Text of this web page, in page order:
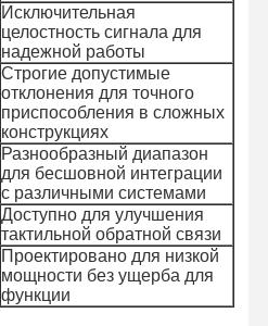
Исключительная
целостность сигнала для
надежной работы
Строгие допустимые
отклонения для точного
приспособления в сложных
конструкциях
Разнообразный диапазон
для бесшовной интеграции
с различными системами
Доступно для улучшения
тактильной обратной связи
Проектировано для низкой
мощности без ущерба для
функции